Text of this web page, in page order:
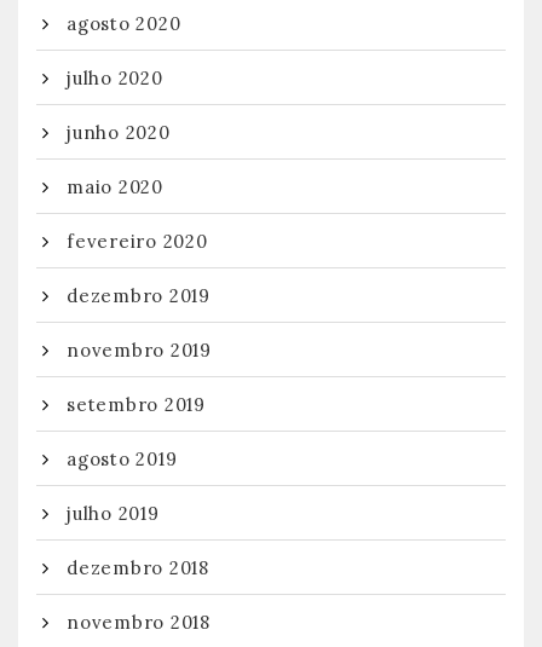
agosto 2020
julho 2020
junho 2020
maio 2020
fevereiro 2020
dezembro 2019
novembro 2019
setembro 2019
agosto 2019
julho 2019
dezembro 2018
novembro 2018